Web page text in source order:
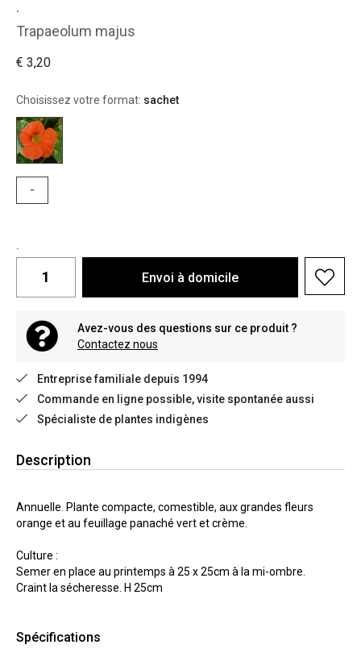
.
Trapaeolum majus
€ 3,20
Choisissez votre format: sachet
-
.
Envoi à domicile
Avez-vous des questions sur ce produit ?
Contactez nous
Entreprise familiale depuis 1994
Commande en ligne possible, visite spontanée aussi
Spécialiste de plantes indigènes
Description
Annuelle. Plante compacte, comestible, aux grandes fleurs
orange et au feuillage panaché vert et crème.
Culture :
Semer en place au printemps à 25 x 25cm à la mi-ombre.
Craint la sécheresse. H 25cm
Spécifications